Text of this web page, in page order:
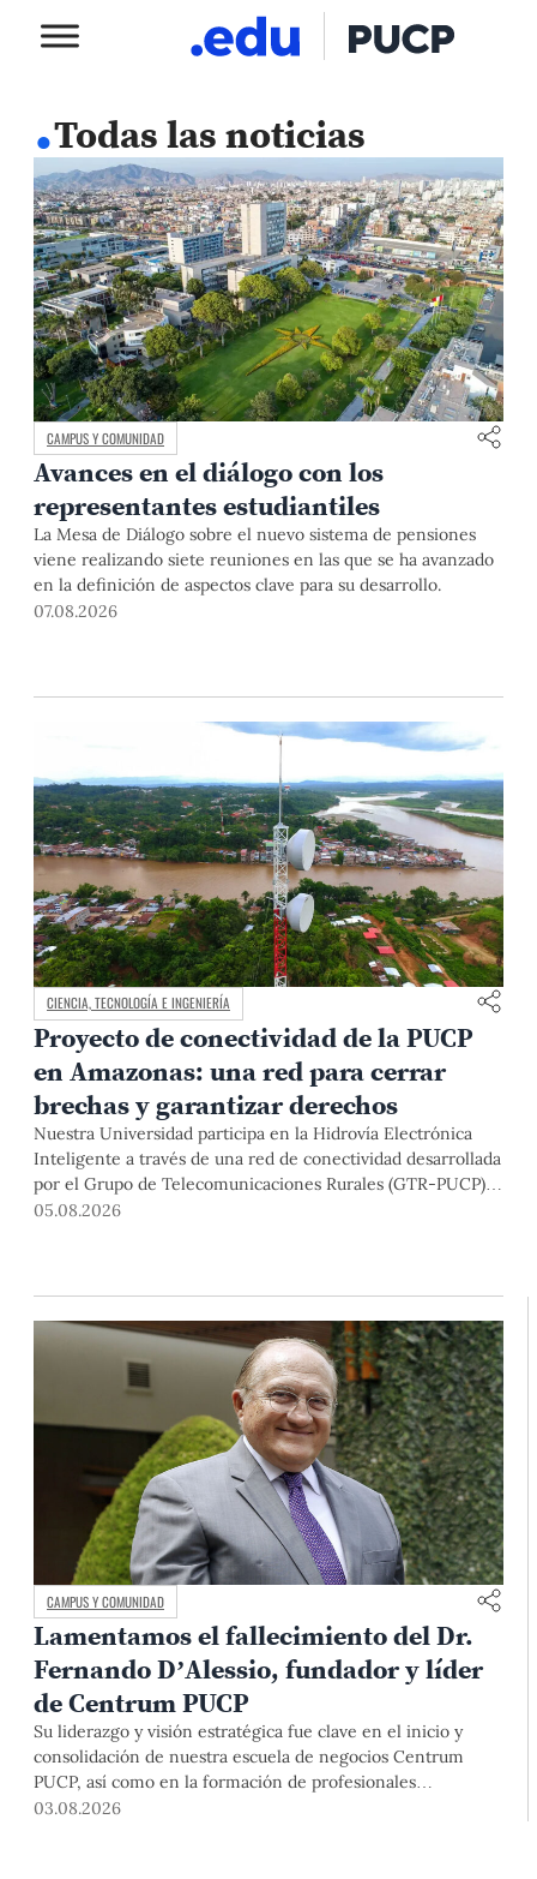
.Todas las noticias
CAMPUS Y COMUNIDAD
Avances en el diálogo con los
representantes estudiantiles
La Mesa de Diálogo sobre el nuevo sistema de pensiones
viene realizando siete reuniones en las que se ha avanzado
en la definición de aspectos clave para su desarrollo.
07.08.2026
CIENCIA, TECNOLOGÍA E INGENIERÍA
Proyecto de conectividad de la PUCP
en Amazonas: una red para cerrar
brechas y garantizar derechos
Nuestra Universidad participa en la Hidrovía Electrónica
Inteligente a través de una red de conectividad desarrollada
por el Grupo de Telecomunicaciones Rurales (GTR-PUCP)
desde el 2018. En esta nota repasamos cómo ha sido el
05.08.2026
CAMPUS Y COMUNIDAD
Lamentamos el fallecimiento del Dr.
Fernando D’Alessio, fundador y líder
de Centrum PUCP
Su liderazgo y visión estratégica fue clave en el inicio y
consolidación de nuestra escuela de negocios Centrum
PUCP, así como en la formación de profesionales
empresariales comprometidos con el país. Por todo ello,
03.08.2026